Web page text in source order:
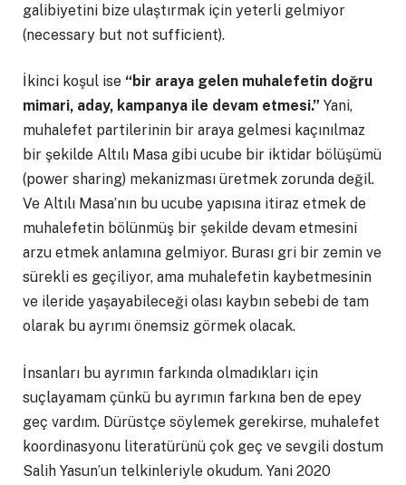
galibiyetini bize ulaştırmak için yeterli gelmiyor
(necessary but not sufficient).
İkinci koşul ise “bir araya gelen muhalefetin doğru
mimari, aday, kampanya ile devam etmesi.” Yani,
muhalefet partilerinin bir araya gelmesi kaçınılmaz
bir şekilde Altılı Masa gibi ucube bir iktidar bölüşümü
(power sharing) mekanizması üretmek zorunda değil.
Ve Altılı Masa’nın bu ucube yapısına itiraz etmek de
muhalefetin bölünmüş bir şekilde devam etmesini
arzu etmek anlamına gelmiyor. Burası gri bir zemin ve
sürekli es geçiliyor, ama muhalefetin kaybetmesinin
ve ileride yaşayabileceği olası kaybın sebebi de tam
olarak bu ayrımı önemsiz görmek olacak.
İnsanları bu ayrımın farkında olmadıkları için
suçlayamam çünkü bu ayrımın farkına ben de epey
geç vardım. Dürüstçe söylemek gerekirse, muhalefet
koordinasyonu literatürünü çok geç ve sevgili dostum
Salih Yasun’un telkinleriyle okudum. Yani 2020